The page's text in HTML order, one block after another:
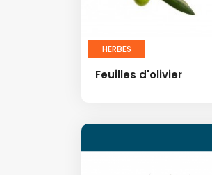
HERBES
Feuilles d'olivier